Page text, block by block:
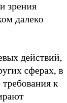
зрения
далеко
действий,
сферах, в
к